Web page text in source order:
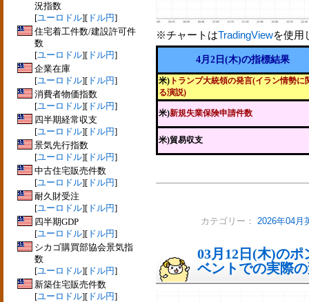
況指数
[ユーロドル][ ドル円]
住宅着工件数/建設許可件
数
[ユーロドル][ ドル円]
企業在庫
[ユーロドル][ ドル円]
消費者物価指数
[ユーロドル][ ドル円]
四半期経常収支
[ユーロドル][ ドル円]
景気先行指数
[ユーロドル][ ドル円]
中古住宅販売件数
[ユーロドル][ ドル円]
耐久財受注
[ユーロドル][ ドル円]
四半期GDP
[ユーロドル][ ドル円]
シカゴ購買部協会景気指
数
[ユーロドル][ ドル円]
新築住宅販売件数
[ユーロドル][ ドル円]
※チャートはTradingViewを使用
4月2日(木)の指標結果
米) トランプ大統領の発言(イラン情勢に
る演説)
米)新規失業保険申請件数
米)貿易収支
カテゴリー： 2026年04月
03月12日(木)の
ベントでの実際